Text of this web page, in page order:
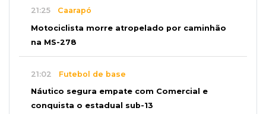
21:25 Caarapó
Motociclista morre atropelado por caminhão
na MS-278
21:02 Futebol de base
Náutico segura empate com Comercial e
conquista o estadual sub-13